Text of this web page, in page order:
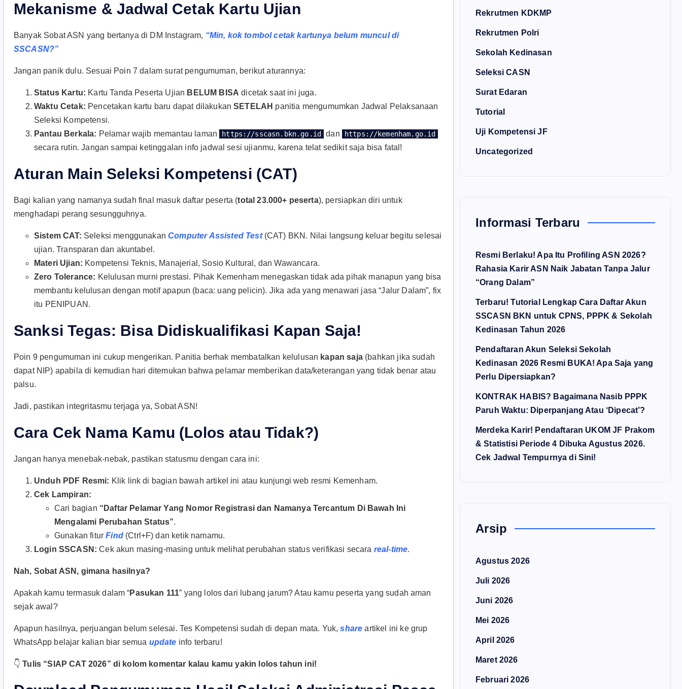
Mekanisme & Jadwal Cetak Kartu Ujian
Banyak Sobat ASN yang bertanya di DM Instagram, “Min, kok tombol cetak kartunya belum muncul di
SSCASN?”
Jangan panik dulu. Sesuai Poin 7 dalam surat pengumuman, berikut aturannya:
Status Kartu: Kartu Tanda Peserta Ujian BELUM BISA dicetak saat ini juga.
Waktu Cetak: Pencetakan kartu baru dapat dilakukanSETELAH panitia mengumumkan Jadwal Pelaksanaan
Seleksi Kompetensi.
Pantau Berkala: Pelamar wajib memantau laman https://sscasn.bkn.go.id dan https://kemenham.go.id
secara rutin. Jangan sampai ketinggalan info jadwal sesi ujianmu, karena telat sedikit saja bisa fatal!
Aturan Main Seleksi Kompetensi (CAT)
Bagi kalian yang namanya sudah final masuk daftar peserta (total 23.000+ peserta), persiapkan diri untuk
menghadapi perang sesungguhnya.
Sistem CAT: Seleksi menggunakanComputer Assisted Test(CAT) BKN. Nilai langsung keluar begitu selesai
ujian. Transparan dan akuntabel.
Materi Ujian: Kompetensi Teknis, Manajerial, Sosio Kultural, dan Wawancara.
Zero Tolerance: Kelulusan murni prestasi. Pihak Kemenham menegaskan tidak ada pihak manapun yang bisa
membantu kelulusan dengan motif apapun (baca: uang pelicin). Jika ada yang menawari jasa “Jalur Dalam”, fix
itu PENIPUAN.
Sanksi Tegas: Bisa Didiskualifikasi Kapan Saja!
Poin 9 pengumuman ini cukup mengerikan. Panitia berhak membatalkan kelulusan kapan saja(bahkan jika sudah
dapat NIP) apabila di kemudian hari ditemukan bahwa pelamar memberikan data/keterangan yang tidak benar atau
palsu.
Jadi, pastikan integritasmu terjaga ya, Sobat ASN!
Cara Cek Nama Kamu (Lolos atau Tidak?)
Jangan hanya menebak-nebak, pastikan statusmu dengan cara ini:
Unduh PDF Resmi: Klik link di bagian bawah artikel ini atau kunjungi web resmi Kemenham.
Cek Lampiran:
Cari bagian “Daftar Pelamar Yang Nomor Registrasi dan Namanya Tercantum Di Bawah Ini
Mengalami Perubahan Status”.
Gunakan fiturFind(Ctrl+F) dan ketik namamu.
Login SSCASN: Cek akun masing-masing untuk melihat perubahan status verifikasi secara real-time.
Nah, Sobat ASN, gimana hasilnya?
Apakah kamu termasuk dalam “Pasukan 111” yang lolos dari lubang jarum? Atau kamu peserta yang sudah aman
sejak awal?
Apapun hasilnya, perjuangan belum selesai. Tes Kompetensi sudah di depan mata. Yuk,share artikel ini ke grup
WhatsApp belajar kalian biar semua update info terbaru!
👇Tulis “SIAP CAT 2026” di kolom komentar kalau kamu yakin lolos tahun ini!
Rekrutmen KDKMP
Rekrutmen Polri
Sekolah Kedinasan
Seleksi CASN
Surat Edaran
Tutorial
Uji Kompetensi JF
Uncategorized
Informasi Terbaru
Resmi Berlaku! Apa Itu Profiling ASN 2026?
Rahasia Karir ASN Naik Jabatan Tanpa Jalur
“Orang Dalam”
Terbaru! Tutorial Lengkap Cara Daftar Akun
SSCASN BKN untuk CPNS, PPPK & Sekolah
Kedinasan Tahun 2026
Pendaftaran Akun Seleksi Sekolah
Kedinasan 2026 Resmi BUKA! Apa Saja yang
Perlu Dipersiapkan?
KONTRAK HABIS? Bagaimana Nasib PPPK
Paruh Waktu: Diperpanjang Atau ‘Dipecat’?
Merdeka Karir! Pendaftaran UKOM JF Prakom
& Statistisi Periode 4 Dibuka Agustus 2026.
Cek Jadwal Tempurnya di Sini!
Arsip
Agustus 2026
Juli 2026
Juni 2026
Mei 2026
April 2026
Maret 2026
Februari 2026